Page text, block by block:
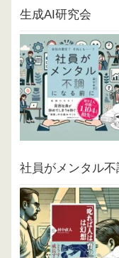
生成AI研究会
社員がメンタル